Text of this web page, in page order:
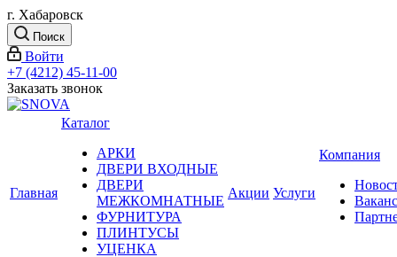
г. Хабаровск
Поиск
Войти
+7 (4212) 45-11-00
Заказать звонок
Главная
Каталог
АРКИ
ДВЕРИ ВХОДНЫЕ
ДВЕРИ
МЕЖКОМНАТНЫЕ
ФУРНИТУРА
ПЛИНТУСЫ
УЦЕНКА
Акции Услуги
Компания